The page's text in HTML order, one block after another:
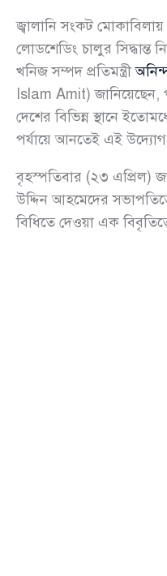
জ্বালানি সংকট
লোডশেডিং চালুর সিদ্ধান্ত
খনিজ সম্পদ প্রতিমন্ত্রী
Islam Amit) জানিয়েছেন,
দেশের বিভিন্ন স্থানে
পর্যায়ে আনতেই এই উদ্যোগ
বৃহস্পতিবার (২৩ এপ্রিল)
উদ্দিন আহমেদের
বিধিতে দেওয়া এক